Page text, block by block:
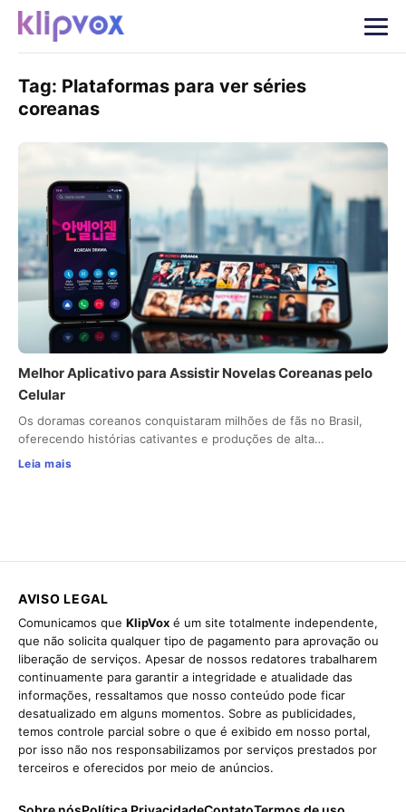
Tag: Plataformas para ver séries
coreanas
Melhor Aplicativo para Assistir Novelas Coreanas pelo
Celular
Os doramas coreanos conquistaram milhões de fãs no Brasil,
oferecendo histórias cativantes e produções de alta…
Leia mais
AVISO LEGAL
Comunicamos que KlipVox é um site totalmente independente,
que não solicita qualquer tipo de pagamento para aprovação ou
liberação de serviços. Apesar de nossos redatores trabalharem
continuamente para garantir a integridade e atualidade das
informações, ressaltamos que nosso conteúdo pode ficar
desatualizado em alguns momentos. Sobre as publicidades,
temos controle parcial sobre o que é exibido em nosso portal,
por isso não nos responsabilizamos por serviços prestados por
terceiros e oferecidos por meio de anúncios.